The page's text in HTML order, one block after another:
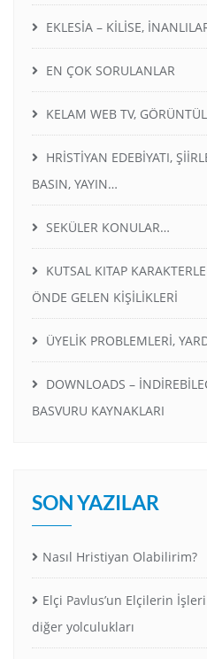
EKLESİA – KİLİSE,
EN ÇOK SORULANLAR
KELAM WEB TV,
HRİSTİYAN EDEBİYATI,
BASIN, YAYIN…
SEKÜLER KONULAR…
KUTSAL KITAP
ÖNDE GELEN KİŞİLİKLERİ
ÜYELİK PROBLEMLERİ,
DOWNLOADS –
BASVURU KAYNAKLARI
SON YAZILAR
Nasıl Hristiyan Olabilirim?
Elçi Pavlus’un Elçilerin
diğer yolculukları